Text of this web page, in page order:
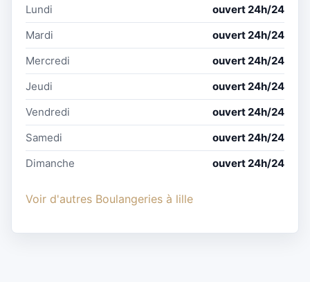
Lundi
ouvert 24h/24
Mardi
ouvert 24h/24
Mercredi
ouvert 24h/24
Jeudi
ouvert 24h/24
Vendredi
ouvert 24h/24
Samedi
ouvert 24h/24
Dimanche
ouvert 24h/24
Voir d'autres Boulangeries à lille